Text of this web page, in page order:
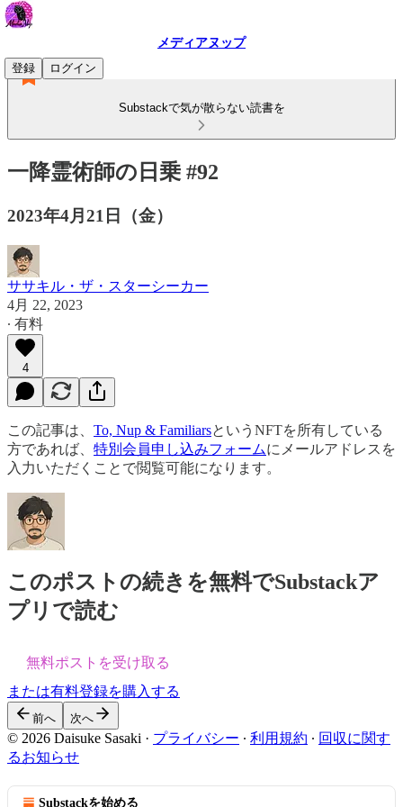
メディアヌップ
登録
ログイン
Substackで気が散らない読書を
一降霊術師の日乗 #92
2023年4月21日（金）
ササキル・ザ・スターシーカー
4月 22, 2023
∙ 有料
4
この記事は、 To, Nup & FamiliarsというNFTを所有している
方であれば、 特別会員申し込みフォームにメールアドレスを
入力いただくことで閲覧可能になります。
このポストの続きを無料でSubstackア
プリで読む
無料ポストを受け取る
または有料登録を購入する
前へ 次へ
© 2026 Daisuke Sasaki · プライバシー ∙ 利用規約 ∙ 回収に関す
るお知らせ
Substackを始める